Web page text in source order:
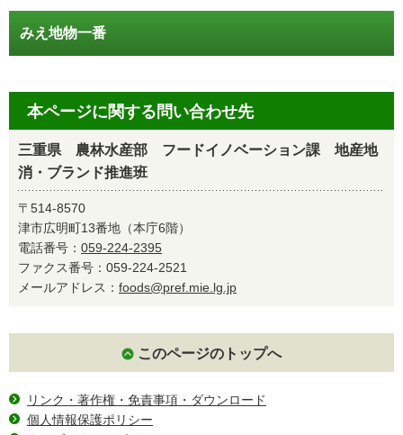
みえ地物一番
本ページに関する問い合わせ先
三重県 農林水産部 フードイノベーション課 地産地
消・ブランド推進班
〒514-8570
津市広明町13番地（本庁6階）
電話番号： 059-224-2395
ファクス番号：059-224-2521
メールアドレス： foods@pref.mie.lg.jp
このページのトップへ
リンク・著作権・免責事項・ダウンロード
個人情報保護ポリシー